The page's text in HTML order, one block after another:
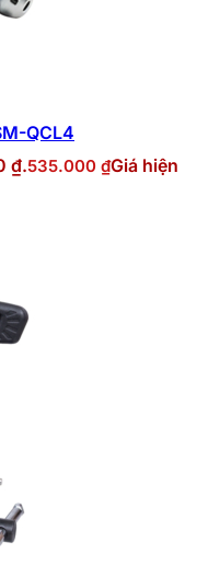
QCL4
₫.535.000 ₫Giá hiện